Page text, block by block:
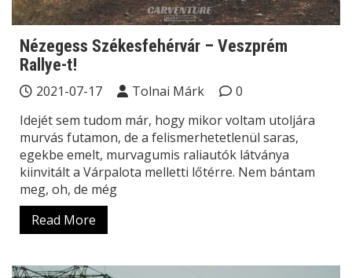
Nézegess Székesfehérvár – Veszprém
Rallye-t!
2021-07-17 Tolnai Márk
0
Idejét sem tudom már, hogy mikor voltam utoljára
murvás futamon, de a felismerhetetlenül saras,
egekbe emelt, murvagumis raliautók látványa
kiinvitált a Várpalota melletti lőtérre. Nem bántam
meg, oh, de még
Read More